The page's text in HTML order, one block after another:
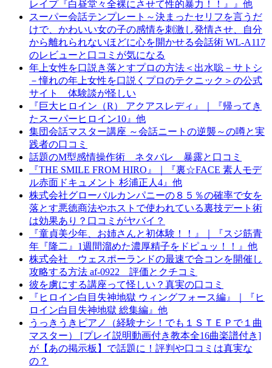
レイプ『白昼堂々全裸にさせて性的暴力！！』』他
スーパー会話テンプレート～決まったセリフを言うだ
けで、かわいい女の子の感情を刺激し発情させ、自分
から離れられないほどに心を開かせる会話術 WL-A117
のレビューと口コミが気になる
年上女性を口説き落とすプロの方法＜出水聡－サトシ
－憧れの年上女性を口説くプロのテクニック＞の公式
サイト 体験談が怪しい
『巨大ヒロイン（R） アクアスレディ』｜『帰ってき
たスーパーヒロイン10』他
集団会話マスター講座 ～会話ニートの逆襲～の噂と実
践者の口コミ
話題のM型感情操作術 ネタバレ 暴露と口コミ
『THE SMILE FROM HIRO』｜『裏☆FACE 素人モデ
ル赤面ドキュメント 杉浦正人4』他
株式会社グローバルカンパニーの８５％の確率で女を
落とす悪徳商法やホストで使われている裏技デート術
は効果あり？口コミがヤバイ？
『童貞美少年、お姉さんと初体験！！』｜『スジ筋青
年『隆二』1週間溜めた濃厚精子をドピュッ！！』他
株式会社 ウェスポーランドの最速で合コンを開催し
攻略する方法 af-0922 評価とクチコミ
彼を虜にする講座って怪しい？真実の口コミ
『ヒロイン白目失神地獄 ウィングフォース編』｜『ヒ
ロイン白目失神地獄 総集編』他
うっきうきピアノ（経験ナシ！でも１ＳＴＥＰで１曲
マスター） [プレイ説明動画付き教本全16曲楽譜付き]
が【あの掲示板】で話題に！評判や口コミは真実な
の？